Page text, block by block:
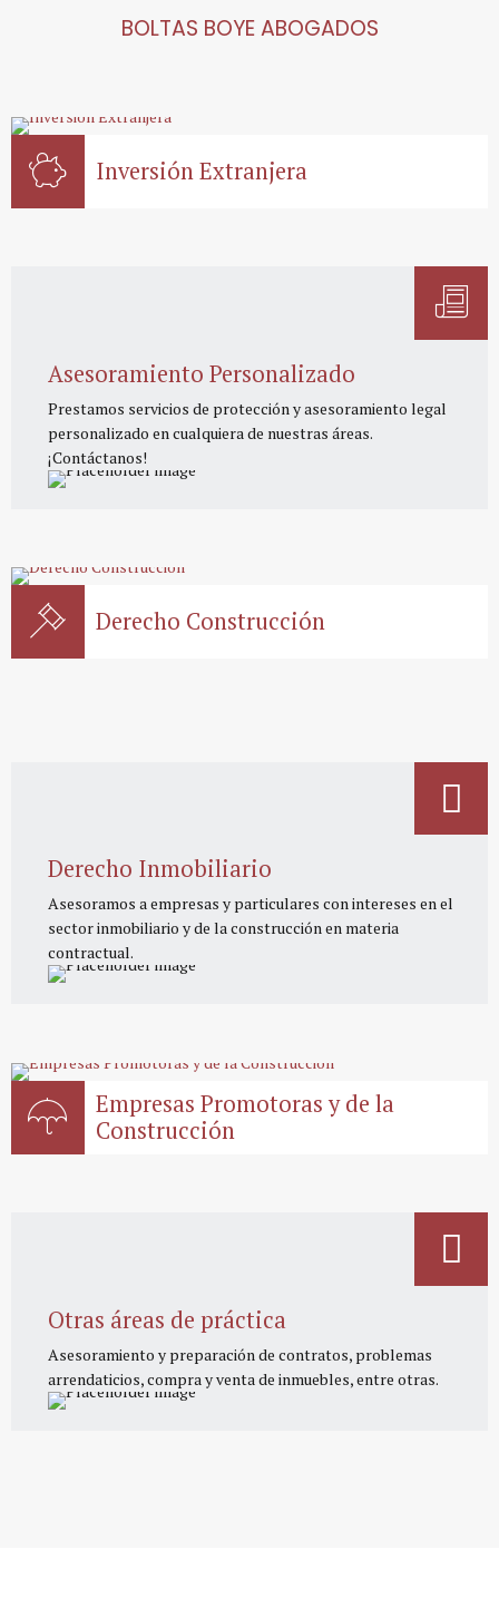
BOLTAS BOYE ABOGADOS
Inversión Extranjera
Asesoramiento Personalizado
Prestamos servicios de protección y asesoramiento legal
personalizado en cualquiera de nuestras áreas.
¡Contáctanos!
Derecho Construcción
Derecho Inmobiliario
Asesoramos a empresas y particulares con intereses en el
sector inmobiliario y de la construcción en materia
contractual.
Empresas Promotoras y de la
Construcción
Otras áreas de práctica
Asesoramiento y preparación de contratos, problemas
arrendaticios, compra y venta de inmuebles, entre otras.